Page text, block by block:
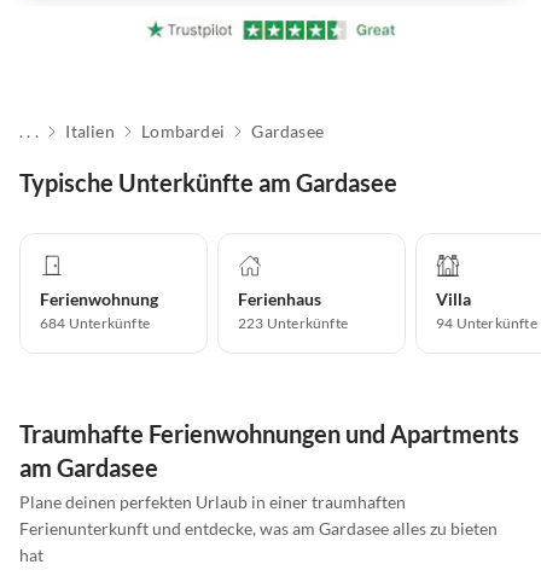
. . . Italien Lombardei Gardasee
Typische Unterkünfte am Gardasee
Ferienwohnung
684 Unterkünfte
Ferienhaus
223 Unterkünfte
Villa
94 Unterkünfte
Traumhafte Ferienwohnungen und Apartments
am Gardasee
Plane deinen perfekten Urlaub in einer traumhaften
Ferienunterkunft und entdecke, was am Gardasee alles zu bieten
hat